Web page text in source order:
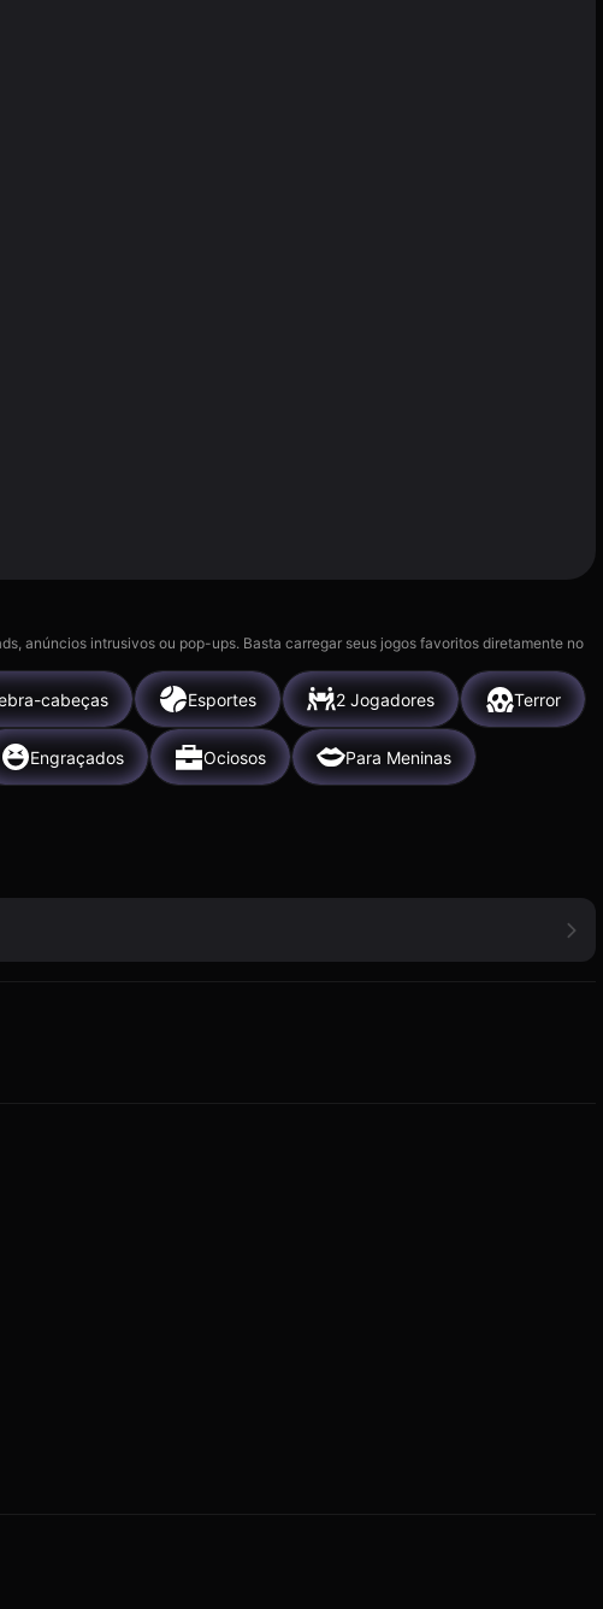
anúncios intrusivos ou pop-ups. Basta carregar seus jogos favoritos diretamente no
cabeças Esportes 2 Jogadores Terror
Engraçados Ociosos Para Meninas